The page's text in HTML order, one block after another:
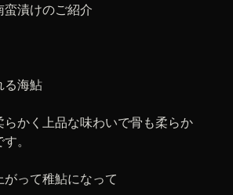
漬けのご紹介
る海鮎
らかく上品な味わいで骨も柔らか
。
がって稚鮎になって